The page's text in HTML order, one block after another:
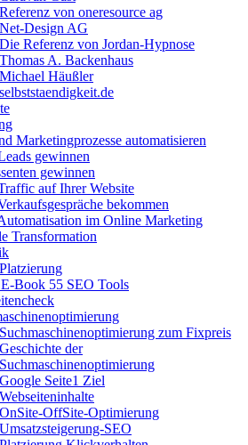
Referenz von oneresource ag
Net-Design AG
Die Referenz von Jordan-Hypnose
Thomas A. Backenhaus
Michael Häußler
selbststaendigkeit.de
Marketingprozesse automatisieren
gewinnen
gewinnen
auf Ihrer Website
bekommen
im Online Marketing
Transformation
Book 55 SEO Tools
Suchmaschinenoptimierung zum Fixpreis
Geschichte der
Suchmaschinenoptimierung
Google Seite1 Ziel
Webseiteninhalte
OnSite-OffSite-Optimierung
Umsatzsteigerung-SEO